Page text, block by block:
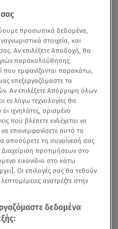
προσωπικά δεδομένα,
στοιχεία, και
Αν επιλέξετε Αποδοχή, θα
παρακολούθησης
που εμφανίζονται παρακάτω,
επεξεργαζόμαστε τα
Αν επιλέξετε Απόρριψη όλων
λόγω τεχνολογίες θα
ιχνηλάτες, ορισμένο
που βλέπετε ενδέχεται να
να επανεμφανίσετε αυτό το
αποσύρετε τη συναίνεσή σας
προτιμήσεων στο
εικονίδιο στο κάτω
Οι επιλογές σας θα τεθούν
ανατρέξτε στην
δεδομένα